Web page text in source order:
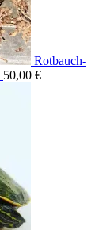
Rotbauch-
50,00 €